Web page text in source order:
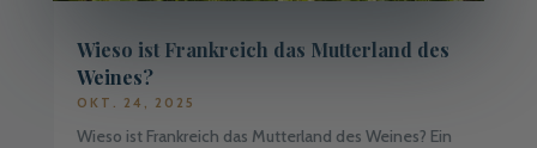
Wieso ist Frankreich das Mutterland des
Weines?
OKT. 24, 2025
Wieso ist Frankreich das Mutterland des Weines? Ein